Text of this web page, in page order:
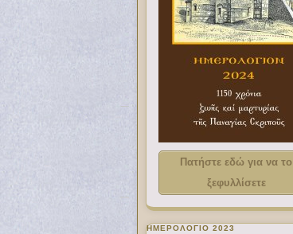
Πατήστε εδώ για να το
ξεφυλλίσετε
ΗΜΕΡΟΛΟΓΙΟ 2023